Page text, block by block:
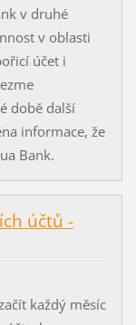
v druhé
v oblasti
účet i
době další
informace, že
Bank.
účtů -
každý měsíc